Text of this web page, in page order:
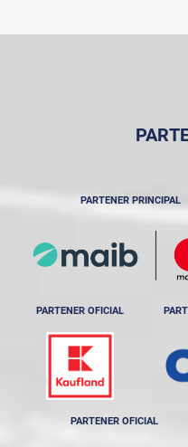
PARTENER PRINCIPAL
PARTENER OFICIAL
PARTENER OFICIAL